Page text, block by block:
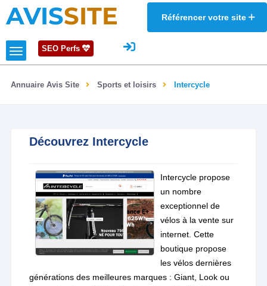
AVISSITE Référencer votre site
SEO Perfs
Annuaire Avis Site Sports et loisirs Intercycle
Découvrez Intercycle
Intercycle propose
un nombre
exceptionnel de
vélos à la vente sur
internet. Cette
boutique propose
les vélos dernières
générations des meilleures marques : Giant, Look ou